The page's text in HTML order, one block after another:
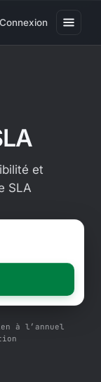
Connexion
et
SLA
à l’annuel